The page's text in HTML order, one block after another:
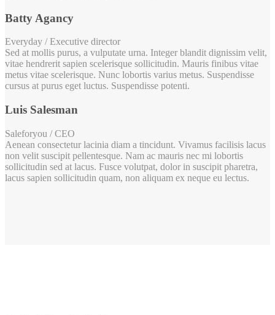
Batty Agancy
Everyday / Executive director
Sed at mollis purus, a vulputate urna. Integer blandit dignissim velit,
vitae hendrerit sapien scelerisque sollicitudin. Mauris finibus vitae
metus vitae scelerisque. Nunc lobortis varius metus. Suspendisse
cursus at purus eget luctus. Suspendisse potenti.
Luis Salesman
Saleforyou / CEO
Aenean consectetur lacinia diam a tincidunt. Vivamus facilisis lacus
non velit suscipit pellentesque. Nam ac mauris nec mi lobortis
sollicitudin sed at lacus. Fusce volutpat, dolor in suscipit pharetra,
lacus sapien sollicitudin quam, non aliquam ex neque eu lectus.